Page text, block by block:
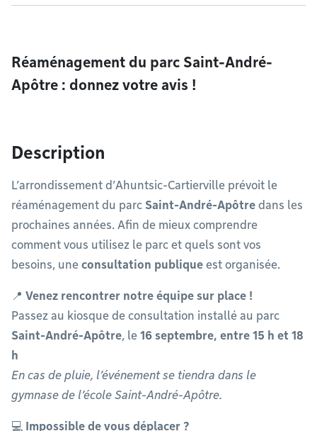
Réaménagement du parc Saint-André-
Apôtre : donnez votre avis !
Description
L’arrondissement d’Ahuntsic-Cartierville prévoit le
réaménagement du parc Saint-André-Apôtre dans les
prochaines années. Afin de mieux comprendre
comment vous utilisez le parc et quels sont vos
besoins, une consultation publique est organisée.
📍 Venez rencontrer notre équipe sur place !
Passez au kiosque de consultation installé au parc
Saint-André-Apôtre, le 16 septembre, entre 15 h et 18
h
En cas de pluie, l’événement se tiendra dans le
gymnase de l’école Saint-André-Apôtre.
💻 Impossible de vous déplacer ?